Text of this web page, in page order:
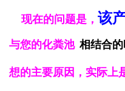
现在的问题是， 该
与您的化粪池空 相结合
想的主要原因，实际上